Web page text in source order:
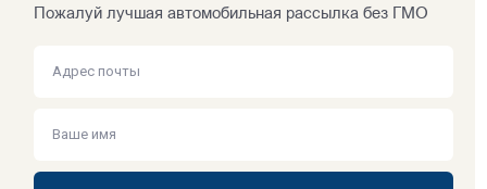
Пожалуй лучшая автомобильная рассылка без ГМО